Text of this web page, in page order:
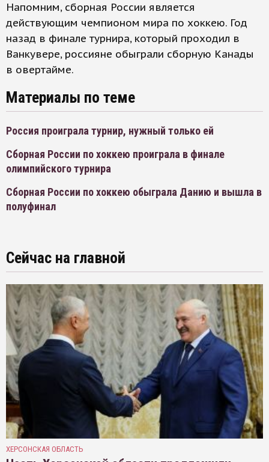
Напомним, сборная России является
действующим чемпионом мира по хоккею. Год
назад в финале турнира, который проходил в
Ванкувере, россияне обыграли сборную Канады
в овертайме.
Материалы по теме
Россия проиграла турнир, нужный только ей
Сборная России по хоккею проиграла в финале
олимпийского турнира
Сборная России по хоккею обыграла Данию и вышла в
полуфинал
Сейчас на главной
ХЕРСОНСКАЯ ОБЛАСТЬ